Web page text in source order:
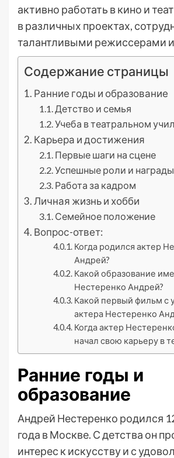
активно работать в кино и
в различных проектах,
талантливыми режиссерами
Содержание страницы
Ранние годы и образование
Детство и семья
Учеба в театральном
Карьера и достижения
Первые шаги на сцене
Успешные роли и награды
Работа за кадром
Личная жизнь и хобби
Семейное положение
Вопрос-ответ:
Когда родился актер
Андрей?
Какой образование
Нестеренко Андрей?
Какой первый фильм с
актера Нестеренко
Когда актер
начал свою карьеру в
Ранние годы и
образование
Андрей Нестеренко родился
года в Москве. С детства он
интерес к искусству и с